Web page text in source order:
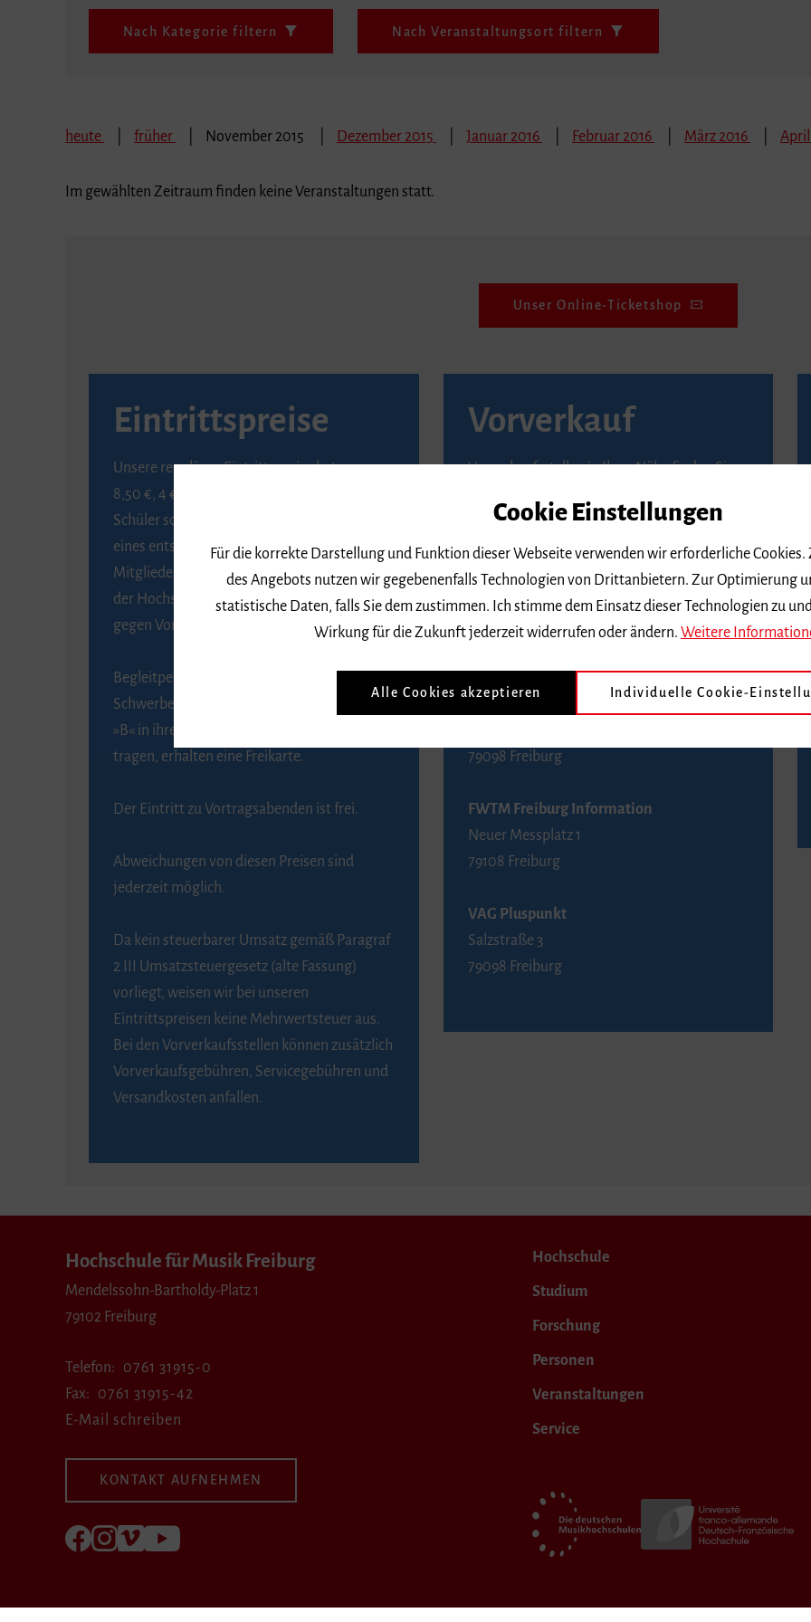
Nach Kategorie filtern Nach Veranstaltungsort filtern
heute früher November 2015 Dezember 2015 Januar 2016 Februar 2016 März 2016
Im gewählten Zeitraum finden keine Veranstaltungen statt.
Unser Online-Ticketshop
Eintrittspreise
Unsere regulären Eintrittspreise betragen
8,50 €, 4 € ermäßigt für Schülerinnen und
Schüler sowie Studierende gegen Vorlage
eines entsprechenden Nachweises, 6 € für
Mitglieder der Gesellschaft zur Förderung
der Hochschule für Musik Freiburg e. V.
gegen Vorlage des Mitgliedsausweises.
Begleitpersonen von Menschen mit
Schwerbehinderung, die das Merkzeichen
»B« in ihrem Schwerbehindertenausweis
tragen, erhalten eine Freikarte.
Der Eintritt zu Vortragsabenden ist frei.
Abweichungen von diesen Preisen sind
jederzeit möglich.
Da kein steuerbarer Umsatz gemäß Paragraf
2 III Umsatzsteuergesetz (alte Fassung)
vorliegt, weisen wir bei unseren
Eintrittspreisen keine Mehrwertsteuer aus.
Bei den Vorverkaufsstellen können zusätzlich
Vorverkaufsgebühren, Servicegebühren und
Versandkosten anfallen.
Vorverkauf
Vorverkaufsstellen in Ihrer Nähe finden Sie
79098 Freiburg
bis drei Tage vor einem Konzert möglich)
FWTM Tourist-Information
79098 Freiburg
FWTM Freiburg Information
Neuer Messplatz 1
79108 Freiburg
VAG Pluspunkt
Salzstraße 3
79098 Freiburg
Hochschule für Musik Freiburg
Mendelssohn-Bartholdy-Platz 1
79102 Freiburg
Telefon
0761 31915-0
Fax
0761 31915-42
E-Mail schreiben
KONTAKT AUFNEHMEN
Folgen Sie uns auf Facebook
Folgen Sie uns auf Instagram
Besuchen Sie uns bei Vimeo
Besuchen Sie uns bei youtube
Hochschule
Studium
Forschung
Personen
Veranstaltungen
Service
Cookie Einstellungen
Für die korrekte Darstellung und Funktion dieser Webseite verwenden wir erforderliche
des Angebots nutzen wir gegebenenfalls Technologien von Drittanbietern. Zur Optimierung
statistische Daten, falls Sie dem zustimmen. Ich stimme dem Einsatz dieser Technologien zu
Wirkung für die Zukunft jederzeit widerrufen oder ändern. Weitere
Alle Cookies akzeptieren Individuelle Cookie-